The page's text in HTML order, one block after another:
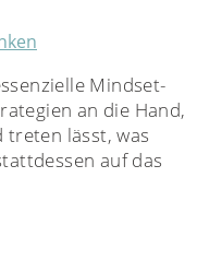
Mindset-
an die Hand,
lässt, was
auf das